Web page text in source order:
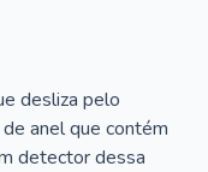
desliza pelo
anel que contém
detector dessa